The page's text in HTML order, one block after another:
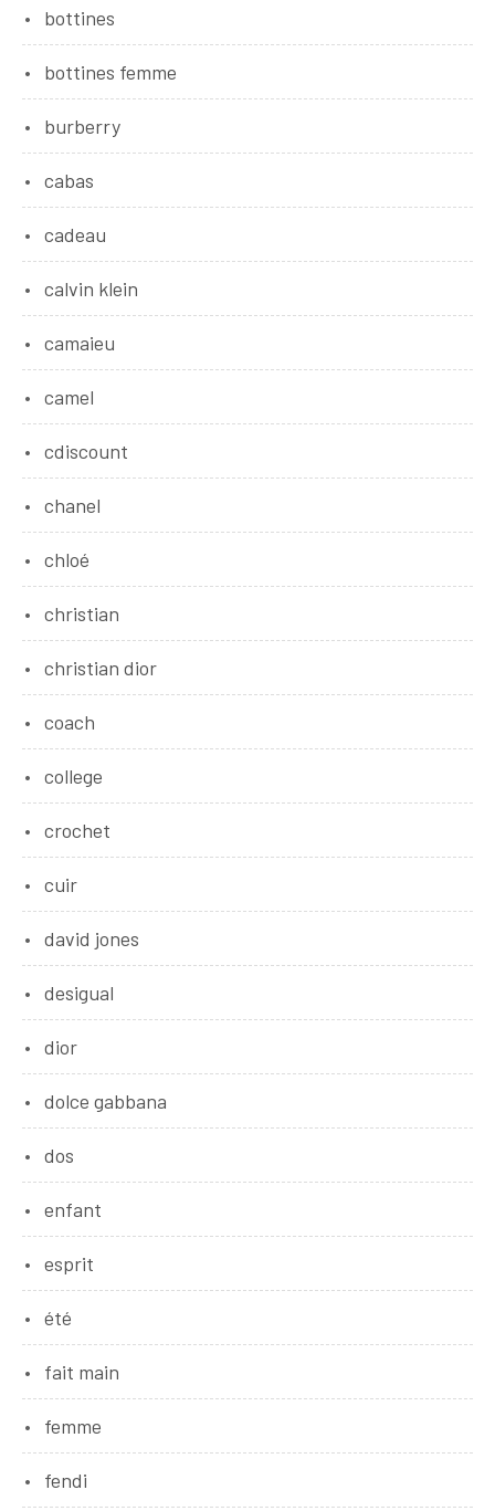
bottines
bottines femme
burberry
cabas
cadeau
calvin klein
camaieu
camel
cdiscount
chanel
chloé
christian
christian dior
coach
college
crochet
cuir
david jones
desigual
dior
dolce gabbana
dos
enfant
esprit
été
fait main
femme
fendi